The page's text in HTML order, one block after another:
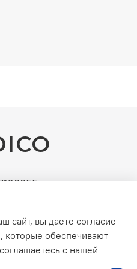
b2b-поставки
оборудования
сайт, вы даете согласие
которые обеспечивают
с нашей